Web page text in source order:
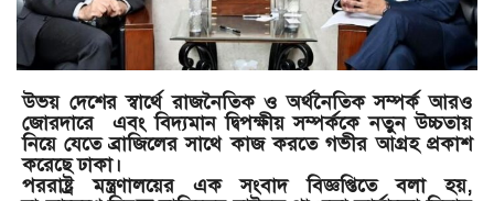
উভয় দেশের স্বার্থে রাজনৈতিক ও অর্থনৈতিক সম্পর্ক আরও
জোরদারে এবং বিদ্যমান দ্বিপক্ষীয় সম্পর্ককে নতুন উচ্চতায়
নিয়ে যেতে ব্রাজিলের সাথে কাজ করতে গভীর আগ্রহ প্রকাশ
করেছে ঢাকা।
পররাষ্ট্র মন্ত্রণালয়ের এক সংবাদ বিজ্ঞপ্তিতে বলা হয়,